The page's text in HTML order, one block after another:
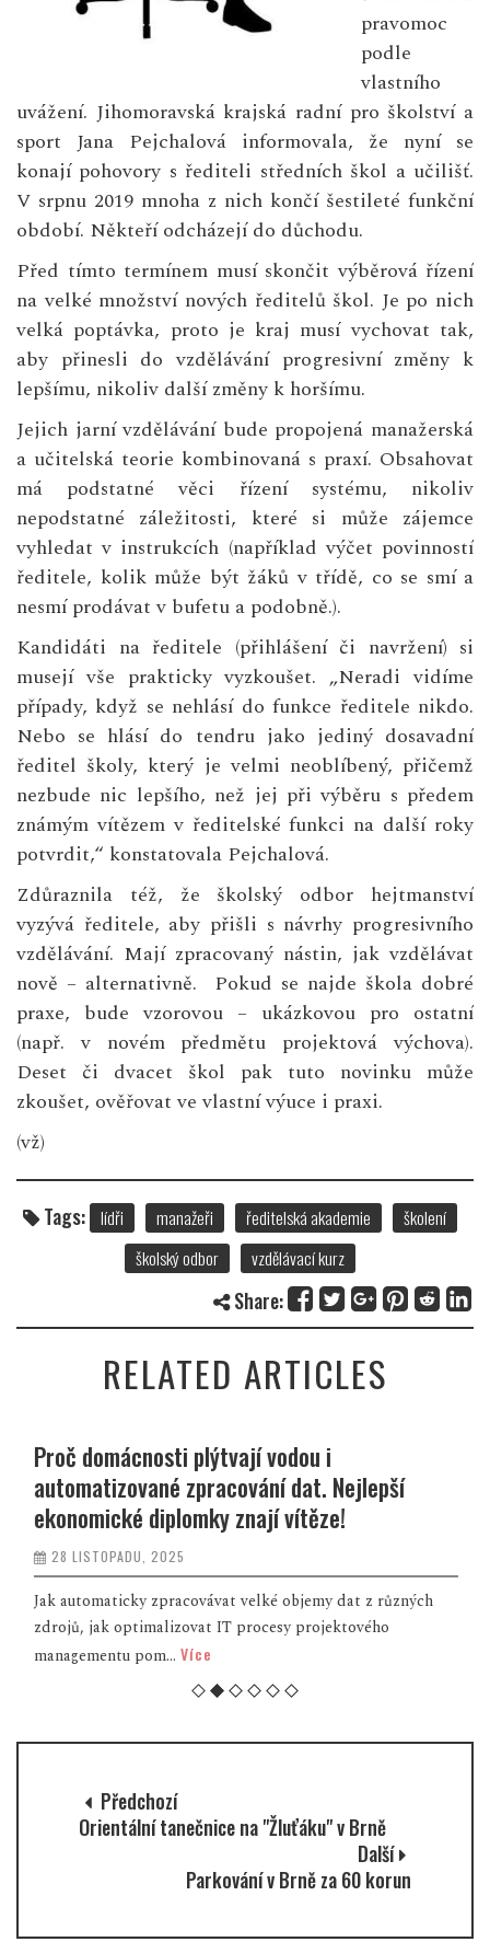
pravomoc
podle
vlastního
uvážení. Jihomoravská krajská radní pro školství a
sport Jana Pejchalová informovala, že nyní se
konají pohovory s řediteli středních škol a učilišť.
V srpnu 2019 mnoha z nich končí šestileté funkční
období. Někteří odcházejí do důchodu.
Před tímto termínem musí skončit výběrová řízení
na velké množství nových ředitelů škol. Je po nich
velká poptávka, proto je kraj musí vychovat tak,
aby přinesli do vzdělávání progresivní změny k
lepšímu, nikoliv další změny k horšímu.
Jejich jarní vzdělávání bude propojená manažerská
a učitelská teorie kombinovaná s praxí. Obsahovat
má podstatné věci řízení systému, nikoliv
nepodstatné záležitosti, které si může zájemce
vyhledat v instrukcích (například výčet povinností
ředitele, kolik může být žáků v třídě, co se smí a
nesmí prodávat v bufetu a podobně.).
Kandidáti na ředitele (přihlášení či navržení) si
musejí vše prakticky vyzkoušet. „Neradi vidíme
případy, když se nehlásí do funkce ředitele nikdo.
Nebo se hlásí do tendru jako jediný dosavadní
ředitel školy, který je velmi neoblíbený, přičemž
nezbude nic lepšího, než jej při výběru s předem
známým vítězem v ředitelské funkci na další roky
potvrdit,“ konstatovala Pejchalová.
Zdůraznila též, že školský odbor hejtmanství
vyzývá ředitele, aby přišli s návrhy progresivního
vzdělávání. Mají zpracovaný nástin, jak vzdělávat
nově – alternativně. Pokud se najde škola dobré
praxe, bude vzorovou – ukázkovou pro ostatní
(např. v novém předmětu projektová výchova).
Deset či dvacet škol pak tuto novinku může
zkoušet, ověřovat ve vlastní výuce i praxi.
(vž)
Tags: lídři manažeři ředitelská akademie
školení
školský odbor
vzdělávací kurz
Share:
RELATED ARTICLES
Proč domácnosti plýtvají vodou i
automatizované zpracování dat. Nejlepší
ekonomické diplomky znají vítěze!
28 LISTOPADU, 2025
Jak automaticky zpracovávat velké objemy dat z různých
zdrojů, jak optimalizovat IT procesy projektového
managementu pom... Více
Předchozí
Orientální tanečnice na "Žluťáku" v Brně
Další
Parkování v Brně za 60 korun